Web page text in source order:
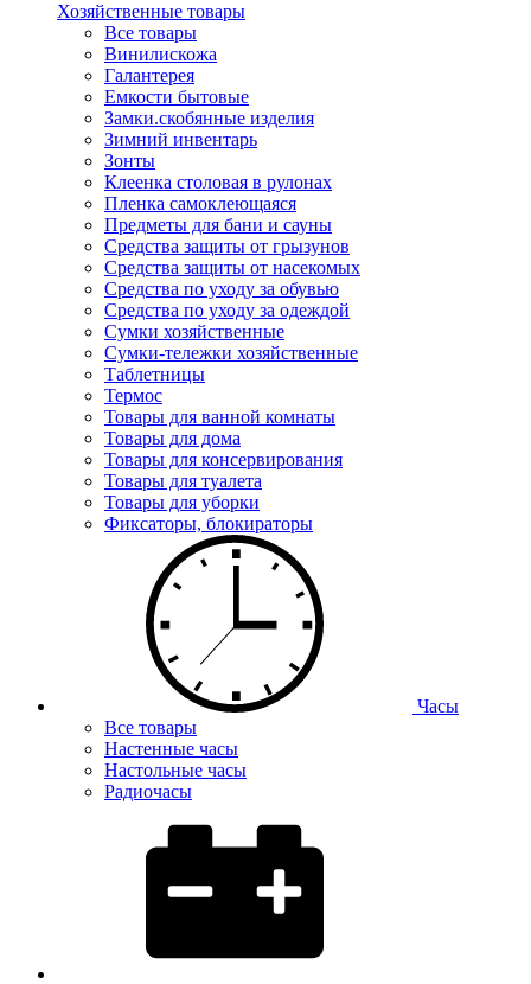
Хозяйственные товары
Все товары
Винилискожа
Галантерея
Емкости бытовые
Замки.скобянные изделия
Зимний инвентарь
Зонты
Клеенка столовая в рулонах
Пленка самоклеющаяся
Предметы для бани и сауны
Средства защиты от грызунов
Средства защиты от насекомых
Средства по уходу за обувью
Средства по уходу за одеждой
Сумки хозяйственные
Сумки-тележки хозяйственные
Таблетницы
Термос
Товары для ванной комнаты
Товары для дома
Товары для консервирования
Товары для туалета
Товары для уборки
Фиксаторы, блокираторы
Часы
Все товары
Настенные часы
Настольные часы
Радиочасы